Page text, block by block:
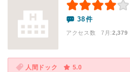
38件
アクセス数 7月:2,379
人間ドック
5.0